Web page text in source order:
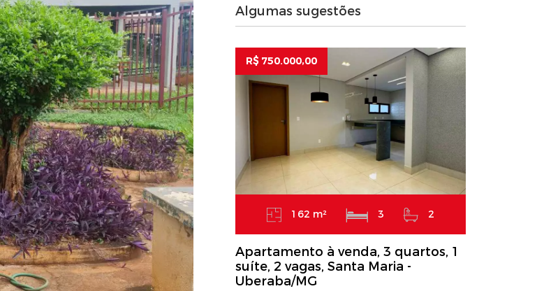
Algumas sugestões
R$ 750.000,00
162 m² 3 2
Apartamento à venda, 3 quartos, 1
suíte, 2 vagas, Santa Maria -
Uberaba/MG